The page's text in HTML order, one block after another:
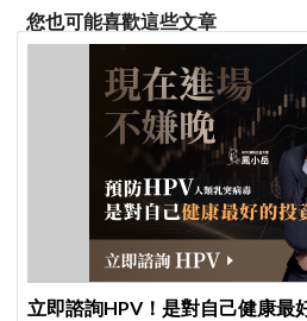
您也可能喜歡這些文章
立即諮詢HPV！是對自己健康最